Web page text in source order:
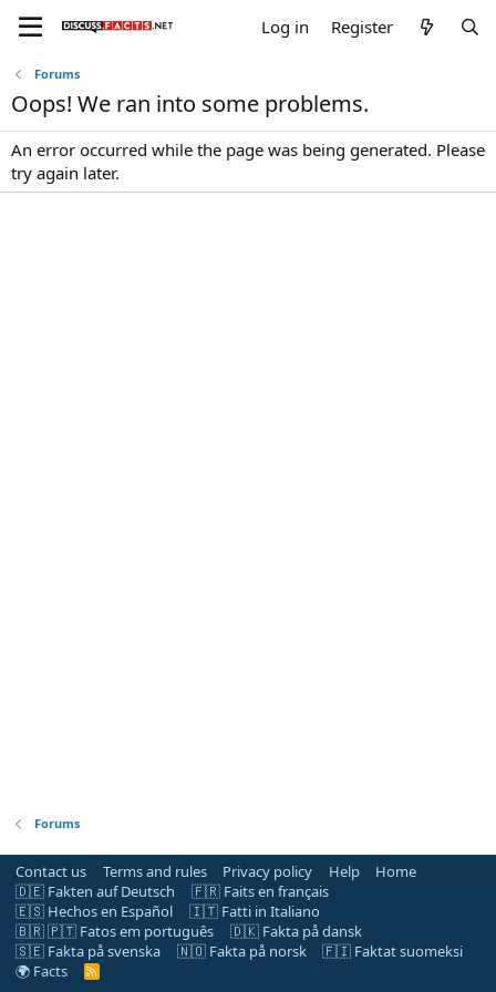
Log in Register
Forums
Oops! We ran into some problems.
An error occurred while the page was being generated. Please
try again later.
Forums
Contact us Terms and rules Privacy policy Help
Home
🇩🇪 Fakten auf Deutsch
🇫🇷 Faits en français
🇪🇸 Hechos en Español
🇮🇹 Fatti in Italiano
🇧🇷 🇵🇹 Fatos em português
🇩🇰 Fakta på dansk
🇸🇪 Fakta på svenska
🇳🇴 Fakta på norsk
🇫🇮 Faktat suomeksi
🌍 Facts
R